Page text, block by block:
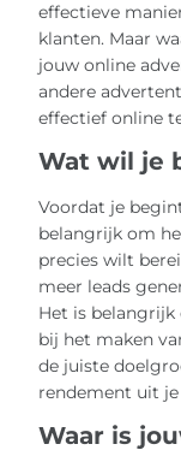
effectieve
klanten. Maar
jouw online
andere
effectief online
Wat wil je
Voordat je
belangrijk om
precies wilt
meer leads
Het is belangrijk
bij het maken
de juiste
rendement uit
Waar is